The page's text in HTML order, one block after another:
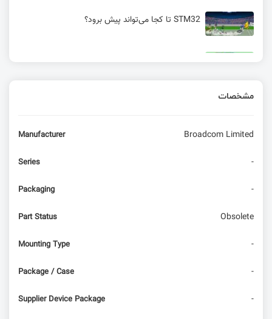
STM32 تا کجا می‌تواند پیش برود؟
امبدد لینوکس : فایل سیستم‌ها (بخش چهارم)
مشخصات
Manufacturer Broadcom Limited
Series -
Packaging -
Part Status Obsolete
Mounting Type -
Package / Case -
Supplier Device Package -